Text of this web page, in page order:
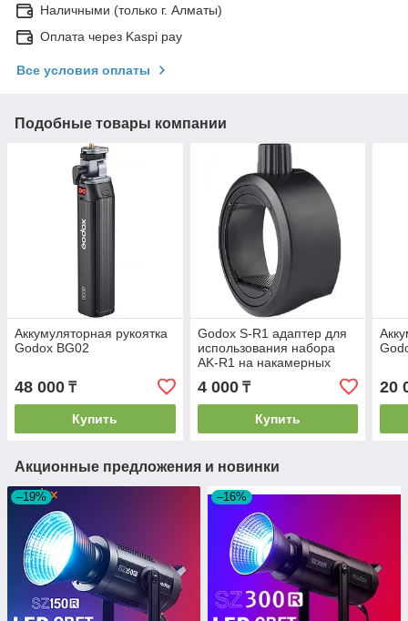
Наличными (только г. Алматы)
Оплата через Kaspi pay
Все условия оплаты
Подобные товары компании
Аккумуляторная рукоятка
Godox BG02
48 000 ₸
Купить
Godox S-R1 адаптер для
использования набора
AK-R1 на накамерных
вспышках
4 000₸
Купить
20
Акционные предложения и новинки
–19% –16%